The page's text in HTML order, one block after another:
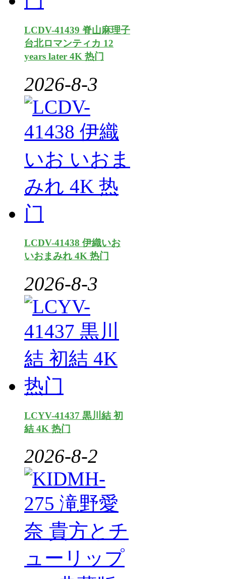
LCDV-41439 脊山麻理子
台北ロマンティカ 12
years later 4K 热门
2026-8-3
LCDV-41438 伊織いお
いおまみれ 4K 热门
2026-8-3
LCYV-41437 黒川結 初
結 4K 热门
2026-8-2